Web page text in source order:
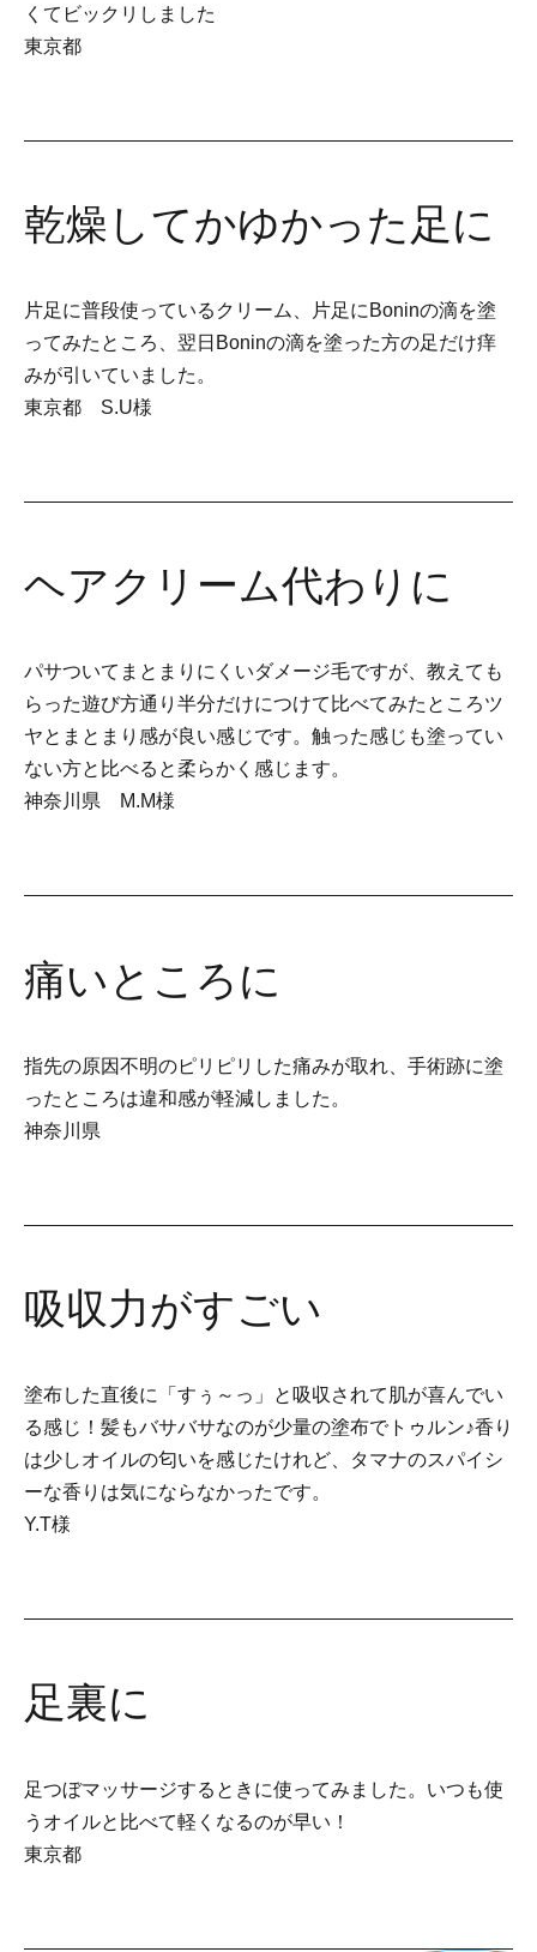
くてビックリしました
東京都
乾燥してかゆかった足に
片足に普段使っているクリーム、片足にBoninの滴を塗
ってみたところ、翌日Boninの滴を塗った方の足だけ痒
みが引いていました。
東京都 S.U様
ヘアクリーム代わりに
パサついてまとまりにくいダメージ毛ですが、教えても
らった遊び方通り半分だけにつけて比べてみたところツ
ヤとまとまり感が良い感じです。触った感じも塗ってい
ない方と比べると柔らかく感じます。
神奈川県 M.M様
痛いところに
指先の原因不明のピリピリした痛みが取れ、手術跡に塗
ったところは違和感が軽減しました。
神奈川県
吸収力がすごい
塗布した直後に「すぅ～っ」と吸収されて肌が喜んでい
る感じ！髪もバサバサなのが少量の塗布でトゥルン♪香り
は少しオイルの匂いを感じたけれど、タマナのスパイシ
ーな香りは気にならなかったです。
Y.T様
足裏に
足つぼマッサージするときに使ってみました。いつも使
うオイルと比べて軽くなるのが早い！
東京都